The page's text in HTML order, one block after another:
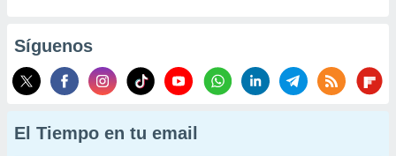
Síguenos
El Tiempo en tu email